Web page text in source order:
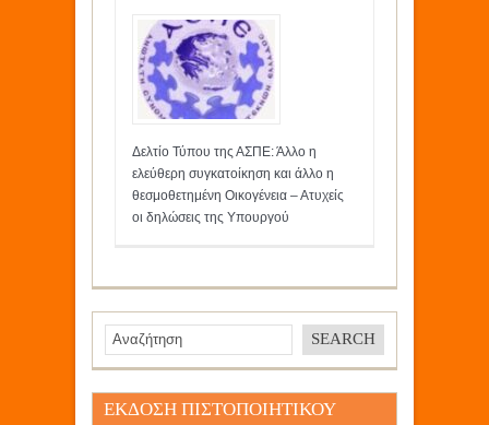
Δελτίο Τύπου της ΑΣΠΕ: Άλλο η
ελεύθερη συγκατοίκηση και άλλο η
θεσμοθετημένη Οικογένεια – Ατυχείς
οι δηλώσεις της Υπουργού
ΕΚΔΟΣΗ ΠΙΣΤΟΠΟΙΗΤΙΚΟΥ